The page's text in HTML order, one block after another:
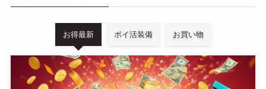
お得最新 ポイ活装備 お買い物